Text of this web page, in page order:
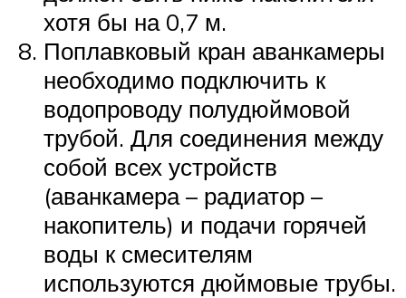
хотя бы на 0,7 м.
Поплавковый кран аванкамеры
необходимо подключить к
водопроводу полудюймовой
трубой. Для соединения между
собой всех устройств
(аванкамера – радиатор –
накопитель) и подачи горячей
воды к смесителям
используются дюймовые трубы.